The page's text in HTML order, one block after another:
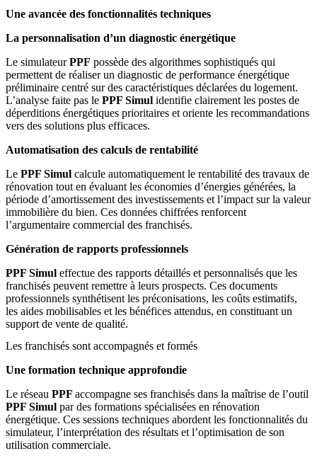
Une avancée des fonctionnalités techniques
La personnalisation d’un diagnostic énergétique
Le simulateurPPF possède des algorithmes sophistiqués qui
permettent de réaliser un diagnostic de performance énergétique
préliminaire centré sur des caractéristiques déclarées du logement.
L’analyse faite pas le PPF Simul identifie clairement les postes de
déperditions énergétiques prioritaires et oriente les recommandations
vers des solutions plus efficaces.
Automatisation des calculs de rentabilité
Le PPF Simul calcule automatiquement le rentabilité des travaux de
rénovation tout en évaluant les économies d’énergies générées, la
période d’amortissement des investissements et l’impact sur la valeur
immobilière du bien. Ces données chiffrées renforcent
l’argumentaire commercial des franchisés.
Génération de rapports professionnels
PPF Simul effectue des rapports détaillés et personnalisés que les
franchisés peuvent remettre à leurs prospects. Ces documents
professionnels synthétisent les préconisations, les coûts estimatifs,
les aides mobilisables et les bénéfices attendus, en constituant un
support de vente de qualité.
Les franchisés sont accompagnés et formés
Une formation technique approfondie
Le réseau PPF accompagne ses franchisés dans la maîtrise de l’outil
PPF Simul par des formations spécialisées en rénovation
énergétique. Ces sessions techniques abordent les fonctionnalités du
simulateur, l’interprétation des résultats et l’optimisation de son
utilisation commerciale.